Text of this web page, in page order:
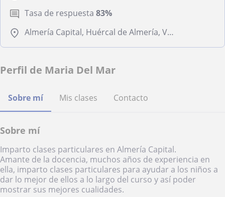
Tasa de respuesta 83%
Almería Capital, Huércal de Almería, Viator
Perfil de Maria Del Mar
Sobre mí Mis clases Contacto
Sobre mí
Imparto clases particulares en Almería Capital.
Amante de la docencia, muchos años de experiencia en
ella, imparto clases particulares para ayudar a los niños a
dar lo mejor de ellos a lo largo del curso y así poder
mostrar sus mejores cualidades.